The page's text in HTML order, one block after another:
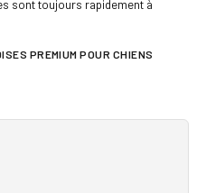
sont toujours rapidement à
PREMIUM POUR CHIENS